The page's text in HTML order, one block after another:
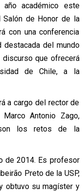
académico este
de Honor de la
con una conferencia
destacada del mundo
discurso que ofrecerá
de Chile, a la
a cargo del rector de
Antonio Zago,
son los retos de la
de 2014. Es profesor
Preto de la USP,
obtuvo su magíster y